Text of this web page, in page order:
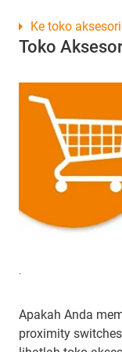
Toko
.
Apakah Anda
proximity
Ke toko